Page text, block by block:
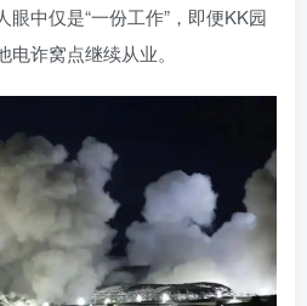
中仅是“一份工作”，即便KK园
诈窝点继续从业。